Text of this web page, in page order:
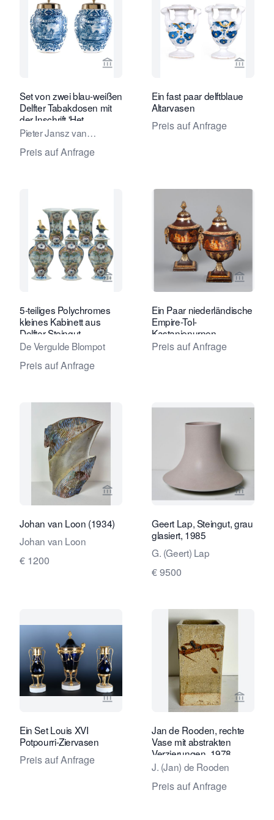
Verkaeuferseite von Van Nie
Set von zwei blau-weißen
Delfter Tabakdosen mit
der Inschrift 'Het
Wiltschut'
Pieter Jansz van
Marksveld / De
Grieksche A
Preis auf Anfrage
Ein fast paar delftblaue
Altarvasen
Preis auf Anfrage
Verkaeuferseite von Van Nie
5-teiliges Polychromes
kleines Kabinett aus
Delfter Steingut
De Vergulde Blompot
Preis auf Anfrage
Ein Paar niederländische
Empire-Tol-
Kastanienurnen
Preis auf Anfrage
Verkaeuferseite von Kunstconsult 2.0
Johan van Loon (1934)
Johan van Loon
€ 1200
Geert Lap, Steingut, grau
glasiert, 1985
G. (Geert) Lap
€ 9500
Verkaeuferseite von Limburg
Ein Set Louis XVI
Potpourri-Ziervasen
Preis auf Anfrage
Jan de Rooden, rechte
Vase mit abstrakten
Verzierungen, 1978
J. (Jan) de Rooden
Preis auf Anfrage